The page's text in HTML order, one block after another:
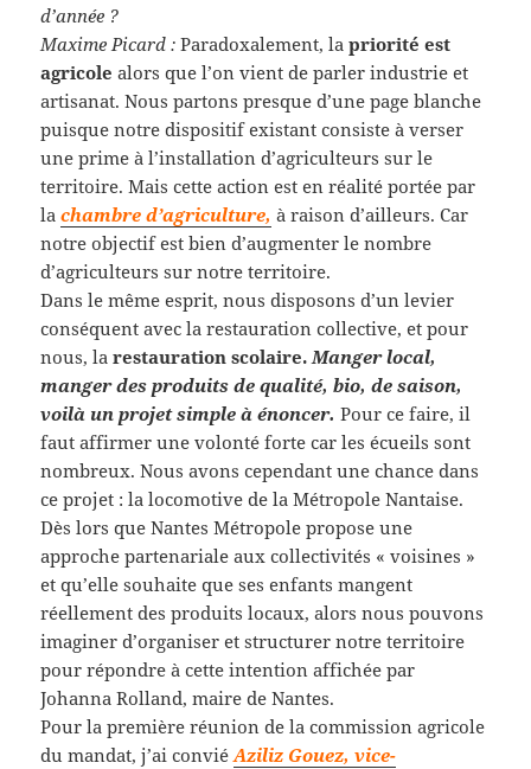
d’année ?
Maxime Picard : Paradoxalement, lapriorité est
agricole alors que l’on vient de parler industrie et
artisanat. Nous partons presque d’une page blanche
puisque notre dispositif existant consiste à verser
une prime à l’installation d’agriculteurs sur le
territoire. Mais cette action est en réalité portée par
lachambre d’agriculture, à raison d’ailleurs. Car
notre objectif est bien d’augmenter le nombre
d’agriculteurs sur notre territoire.
Dans le même esprit, nous disposons d’un levier
conséquent avec la restauration collective, et pour
nous, larestauration scolaire. Manger local,
manger des produits de qualité, bio, de saison,
voilà un projet simple à énoncer. Pour ce faire, il
faut affirmer une volonté forte car les écueils sont
nombreux. Nous avons cependant une chance dans
ce projet : la locomotive de la Métropole Nantaise.
Dès lors que Nantes Métropole propose une
approche partenariale aux collectivités « voisines »
et qu’elle souhaite que ses enfants mangent
réellement des produits locaux, alors nous pouvons
imaginer d’organiser et structurer notre territoire
pour répondre à cette intention affichée par
Johanna Rolland, maire de Nantes.
Pour la première réunion de la commission agricole
du mandat, j’ai conviéAziliz Gouez, vice-